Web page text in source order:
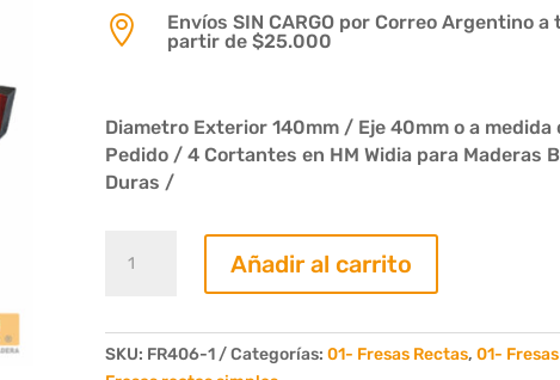

Envíos SIN CARGO por Correo Argentino a
partir de $25.000
Diametro Exterior 140mm / Eje 40mm o a medida
Pedido / 4 Cortantes en HM Widia para Maderas
Duras /
Recta
Dientes
Añadir al carrito
SKU: FR406-1 Categorías: 01- Fresas Rectas, 01-